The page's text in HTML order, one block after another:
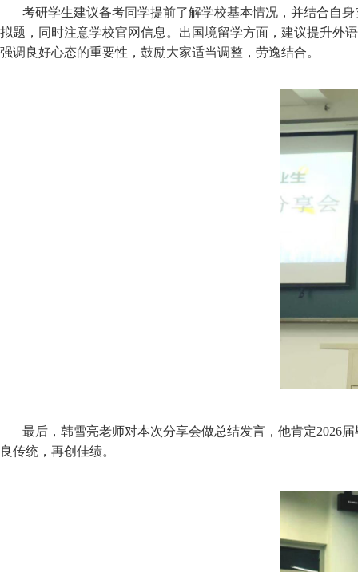
考研学生建议备考同学提前了解学校基本情况，并结合自
拟题，同时注意学校官网信息。出国境留学方面，建议提升外
强调良好心态的重要性，鼓励大家适当调整，劳逸结合。
最后，韩雪亮老师对本次分享会做总结发言，他肯定2026
良传统，再创佳绩。